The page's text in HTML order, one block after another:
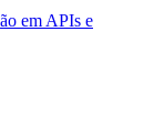
em APIs e